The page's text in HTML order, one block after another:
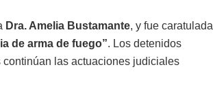
Dra. Amelia Bustamante, y fue caratulada
de arma de fuego”. Los detenidos
continúan las actuaciones judiciales